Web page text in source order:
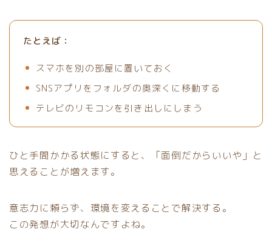
たとえば：
スマホを別の部屋に置いておく
SNSアプリをフォルダの奥深くに移動する
テレビのリモコンを引き出しにしまう
ひと手間かかる状態にすると、「面倒だからいいや」と
思えることが増えます。
意志力に頼らず、環境を変えることで解決する。
この発想が大切なんですよね。